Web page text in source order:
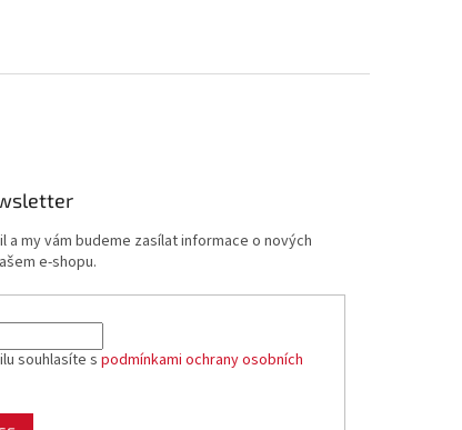
a my vám budeme zasílat informace o nových
e-shopu.
souhlasíte spodmínkami ochrany osobních